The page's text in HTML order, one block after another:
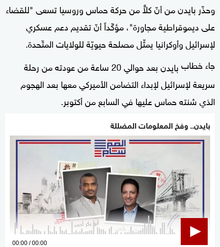
وحذّر بايدن من أنّ كلاًّ من حركة حماس وروسيا تسعى "للقضاء
على ديموقراطية مجاورة"، مؤكّداً أنّ تقديم دعم عسكري
لإسرائيل وأوكرانيا يمثّل مصلحة حيويّة للولايات المتّحدة.
جاء خطاببايدن
بعد حوالي 20 ساعة من عودته من رحلة
سريعة لإسرائيل لإبداء التضامن الأميركي معها بعد الهجوم
الذي شنته حماس عليها في السابع من أكتوبر.
بايدن.. وفخ المعلومات المضللة
0
00:00 00:00